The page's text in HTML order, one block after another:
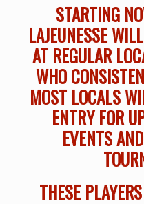
STARTING
LAJEUNESSE
AT REGULAR
WHO
MOST LOCALS
ENTRY FOR
EVENTS
THESE